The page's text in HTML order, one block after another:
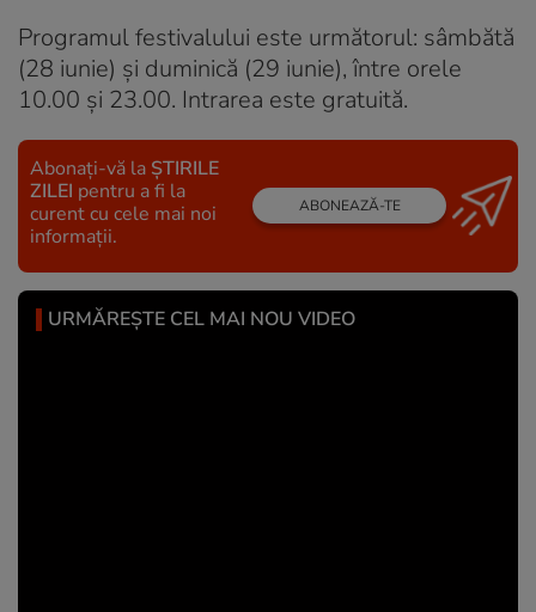
Programul festivalului este următorul: sâmbătă
(28 iunie) și duminică (29 iunie), între orele
10.00 și 23.00. Intrarea este gratuită.
Abonați-vă la ȘTIRILE
ZILEI pentru a fi la
curent cu cele mai noi
informații.
ABONEAZĂ-TE
URMĂREȘTE CEL MAI NOU VIDEO